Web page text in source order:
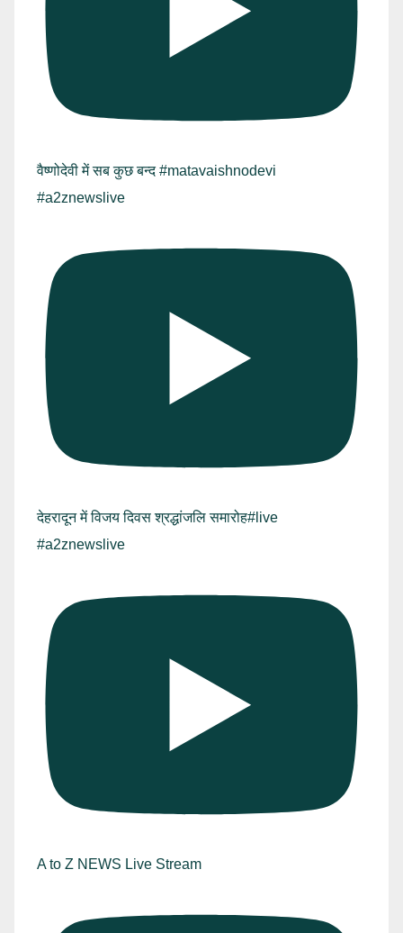
वैष्णोदेवी में सब कुछ बन्द #matavaishnodevi
#a2znewslive
देहरादून में विजय दिवस श्रद्धांजलि समारोह#live
#a2znewslive
A to Z NEWS Live Stream